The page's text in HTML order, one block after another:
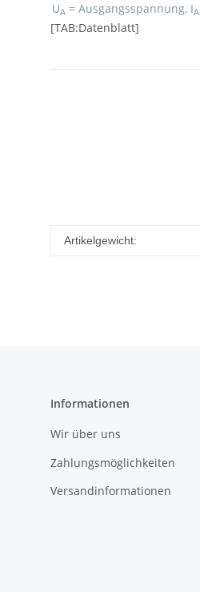
UA = Ausgangsspannung, IA
[TAB:Datenblatt]
Artikelgewicht:
Informationen
Wir über uns
Zahlungsmöglichkeiten
Versandinformationen